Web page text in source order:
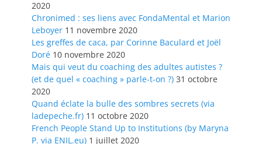
2020
Chronimed : ses liens avec FondaMental et Marion
Leboyer 11 novembre 2020
Les greffes de caca, par Corinne Baculard et Joël
Doré 10 novembre 2020
Mais qui veut du coaching des adultes autistes ?
(et de quel « coaching » parle-t-on ?) 31 octobre
2020
Quand éclate la bulle des sombres secrets (via
ladepeche.fr) 11 octobre 2020
French People Stand Up to Institutions (by Maryna
P. via ENIL.eu) 1 juillet 2020